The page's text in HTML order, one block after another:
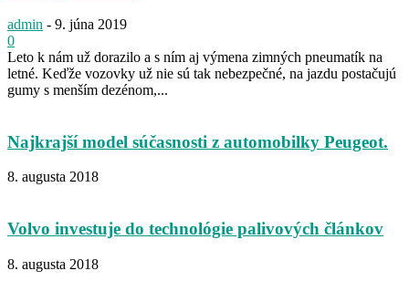
admin - 9. júna 2019
0
Leto k nám už dorazilo a s ním aj výmena zimných pneumatík na
letné. Keďže vozovky už nie sú tak nebezpečné, na jazdu postačujú
gumy s menším dezénom,...
Najkrajší model súčasnosti z automobilky Peugeot.
8. augusta 2018
Volvo investuje do technológie palivových článkov
8. augusta 2018